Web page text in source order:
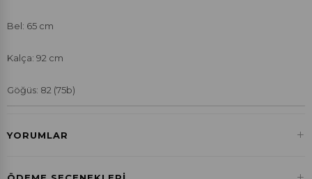
Bel: 65 cm
Kalça: 92 cm
Göğüs: 82 (75b)
YORUMLAR +